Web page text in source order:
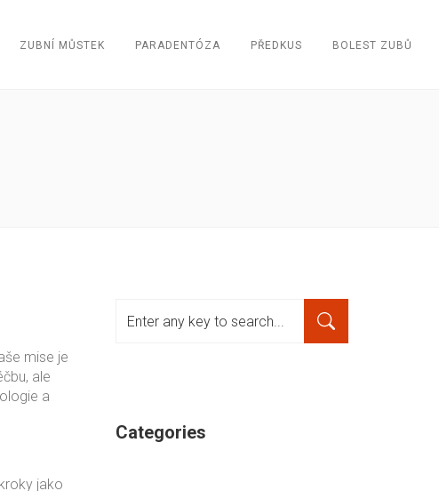
ZUBNÍ MŮSTEK PARADENTÓZA PŘEDKUS BOLEST ZUBŮ
mise je
ale
a
jako
Categories